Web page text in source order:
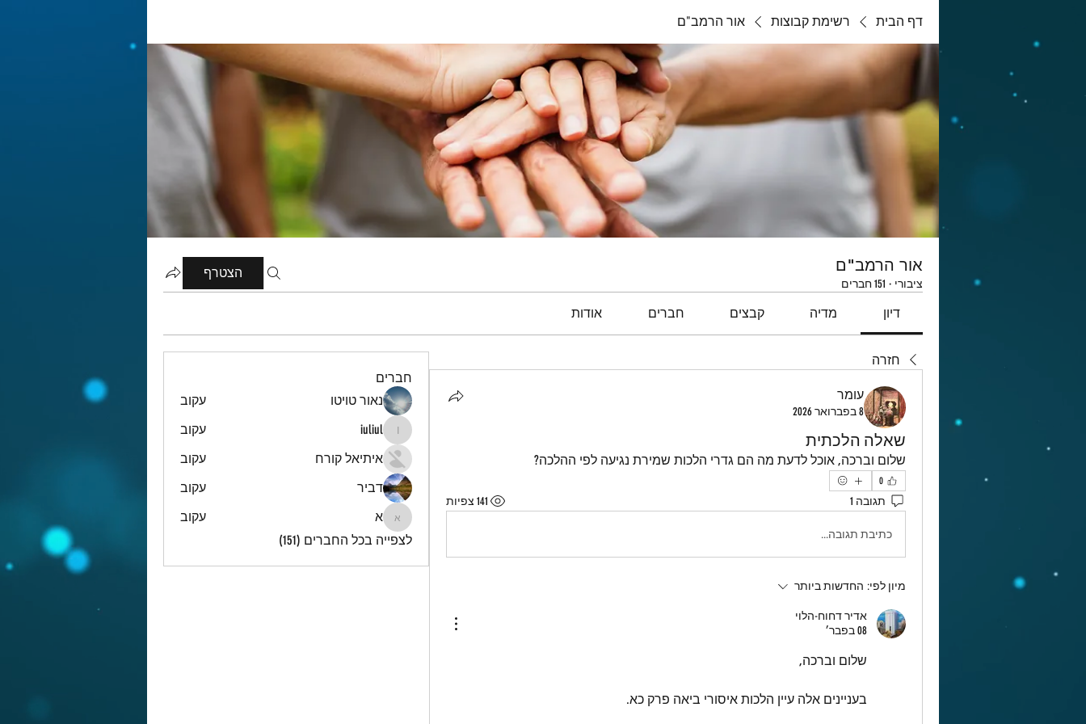
דף הבית רשימת קבוצות אור הרמב"ם
אור הרמב"ם
ציבורי · 151 חברים
הצטרף
דיון מדיה קבצים חברים אודות
חזרה
עומר
8 בפברואר 2026
שאלה הלכתית
שלום וברכה, אוכל לדעת מה הם גדרי הלכות שמירת נגיעה לפי ההלכה?
0
תגובה 1 141 צפיות
כתיבת תגובה...
מיון לפי: החדשות ביותר
אדיר דחוח-הלוי
08 בפבר׳
שלום וברכה,
בעניינים אלה עיין הלכות איסורי ביאה פרק כא.
חברים
נאור טויטו
עקוב
iuliul
iuliul
עקוב
איתיאל קורח
עקוב
דביר
עקוב
א
עקוב
לצפייה בכל החברים (151)